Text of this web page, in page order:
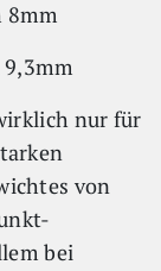
8mm
nur für
von
bei